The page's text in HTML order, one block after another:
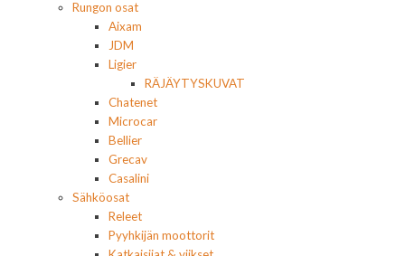
Rungon osat
Aixam
JDM
Ligier
RÄJÄYTYSKUVAT
Chatenet
Microcar
Bellier
Grecav
Casalini
Sähköosat
Releet
Pyyhkijän moottorit